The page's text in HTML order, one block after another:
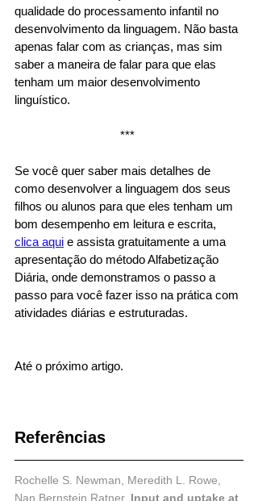
qualidade do processamento infantil no
desenvolvimento da linguagem. Não basta
apenas falar com as crianças, mas sim
saber a maneira de falar para que elas
tenham um maior desenvolvimento
linguístico.
***
Se você quer saber mais detalhes de
como desenvolver a linguagem dos seus
filhos ou alunos para que eles tenham um
bom desempenho em leitura e escrita,
clica aqui e assista gratuitamente a uma
apresentação do método Alfabetização
Diária, onde demonstramos o passo a
passo para você fazer isso na prática com
atividades diárias e estruturadas.
Até o próximo artigo.
Referências
Rochelle S. Newman, Meredith L. Rowe,
Nan Bernstein Ratner. Input and uptake at